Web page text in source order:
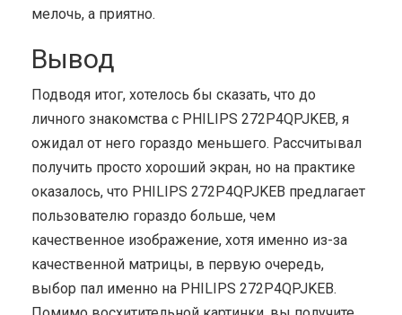
мелочь, а приятно.
Вывод
Подводя итог, хотелось бы сказать, что до
личного знакомства с PHILIPS 272P4QPJKEB, я
ожидал от него гораздо меньшего. Рассчитывал
получить просто хороший экран, но на практике
оказалось, что PHILIPS 272P4QPJKEB предлагает
пользователю гораздо больше, чем
качественное изображение, хотя именно из-за
качественной матрицы, в первую очередь,
выбор пал именно на PHILIPS 272P4QPJKEB.